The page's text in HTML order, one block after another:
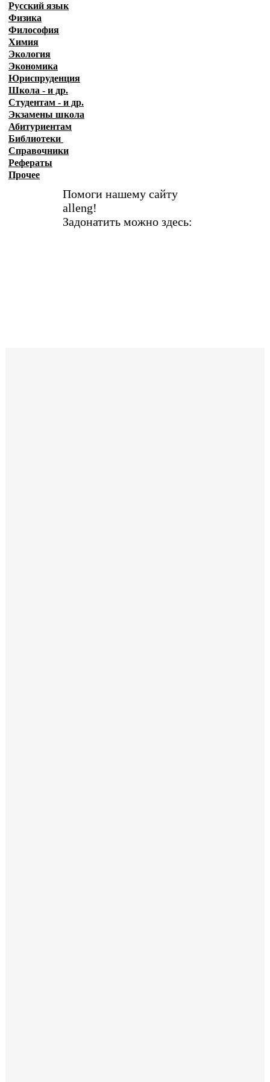
Русский язык
Физика
Философия
Химия
Экология
Экономика
Юриспруденция
Школа - и др.
Студентам - и др.
Экзамены школа
Абитуриентам
Библиотеки
Справочники
Рефераты
Прочее
Помоги нашему сайту
alleng!
Задонатить можно здесь: